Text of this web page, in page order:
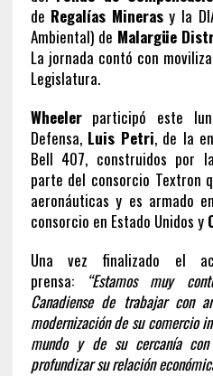
de Regalías Minerasy la
Ambiental) de Malargüe
La jornada contó con
Legislatura.
Wheeler participó este
Defensa, Luis Petri, de la
Bell 407, construidos por
parte del consorcio Textron
aeronáuticas y es armado
consorcio en Estado Unidos y
Una vez finalizado el
prensa:
“Estamos muy
Canadiense de trabajar con
modernización de su comercio
mundo y de su cercanía
profundizar su relación